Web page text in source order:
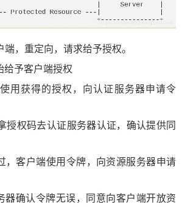
端，重定向，请求给予授权。
给予客户端授权
使用获得的授权，向认证服务器申请令
授权码去认证服务器认证，确认提供同
，客户端使用令牌，向资源服务器申请
器确认令牌无误，同意向客户端开放资